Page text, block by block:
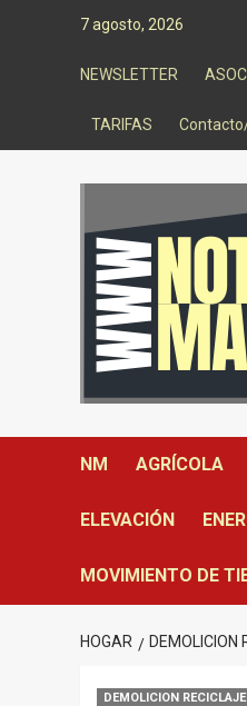
7 agosto, 2026
NEWSLETTER
TARIFAS
NM AGRÍCOLA
ELEVACIÓN
MOVIMIENTO DE
HOGAR DEMOLICION
DEMOLICION RECICLAJE